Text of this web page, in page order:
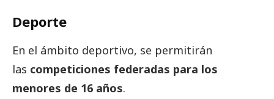
Deporte
En el ámbito deportivo, se permitirán
las competiciones federadas para los
menores de 16 años.